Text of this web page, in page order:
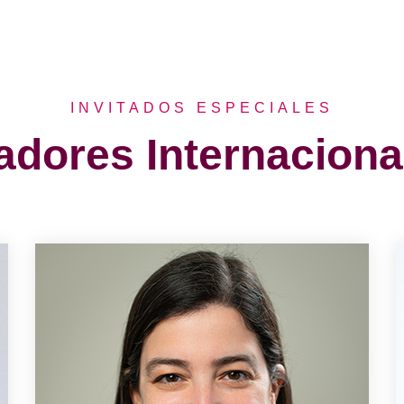
INVITADOS ESPECIALES